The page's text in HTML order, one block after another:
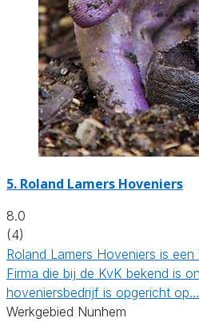
5. Roland Lamers Hoveniers
8.0
(4)
Roland Lamers Hoveniers is
Firma die bij de KvK bekend is
hoveniersbedrijf is opgericht op…
Werkgebied Nunhem